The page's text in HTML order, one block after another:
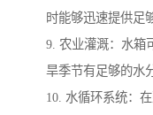
时能够迅速提供足
9. 农业灌溉：水箱
旱季节有足够的水
10. 水循环系统：